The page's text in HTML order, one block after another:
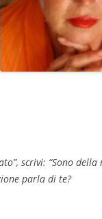
scrivi: “Sono
parla di te?